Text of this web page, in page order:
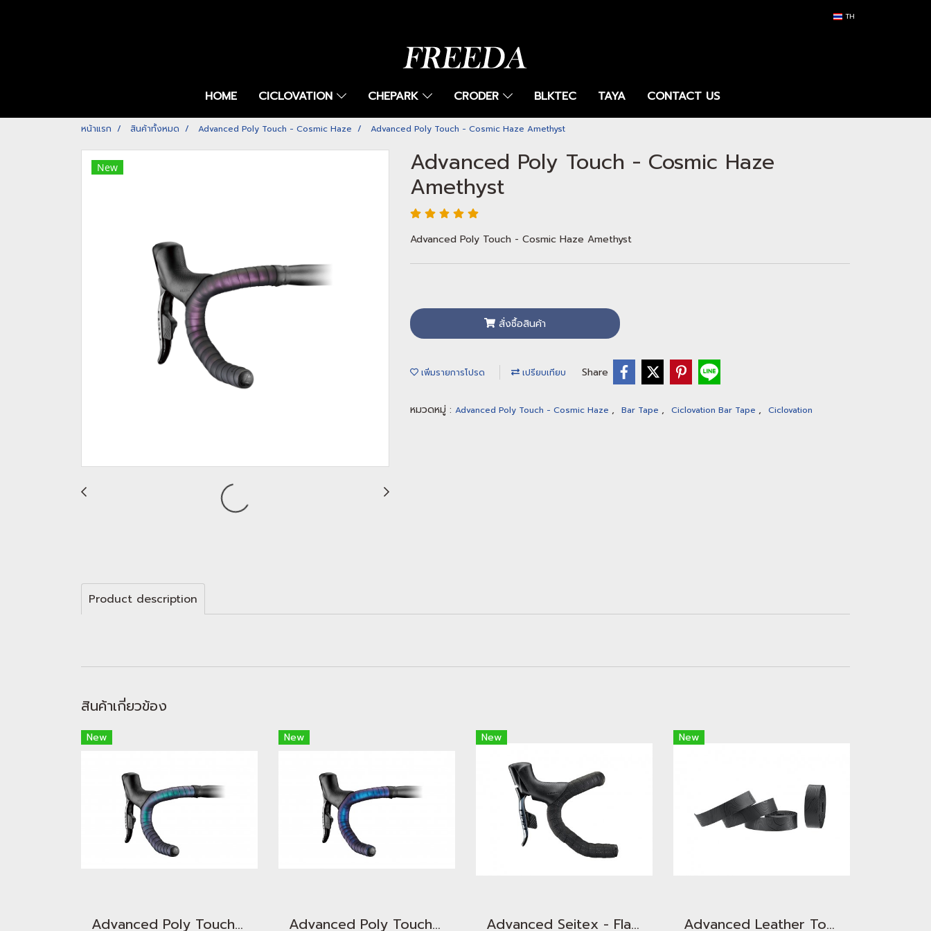
TH
HOME CICLOVATION CHEPARK CRODER BLKTEC TAYA CONTACT US
หน้าแรก สินค้าทั้งหมด Advanced Poly Touch - Cosmic Haze Advanced Poly Touch - Cosmic Haze Amethyst
New Advanced Poly Touch - Cosmic Haze
Amethyst
Advanced Poly Touch - Cosmic Haze Amethyst
สั่งซื้อสินค้า
เพิ่มรายการโปรด เปรียบเทียบ Share
หมวดหมู่ : Advanced Poly Touch - Cosmic Haze , Bar Tape , Ciclovation Bar Tape , Ciclovation
Product description
สินค้าเกี่ยวข้อง
New
Advanced Poly Touch - Cosmic Haze Emerald
New
Advanced Poly Touch - Cosmic Haze Sapphire
New
Advanced Seitex - Flash Black
New
Advanced Leather Touch - Minimalism TOPO Jet Black